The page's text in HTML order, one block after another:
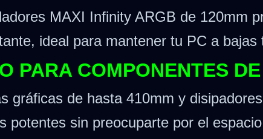
MAXI Infinity ARGB de 120mm
ideal para mantener tu PC a
PARA COMPONENTES
gráficas de hasta 410mm y
potentes sin preocuparte por el